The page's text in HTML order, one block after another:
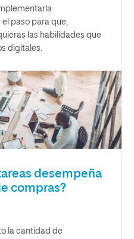
paso para que,
las habilidades que
digitales.
desempeña
compras?
la cantidad de